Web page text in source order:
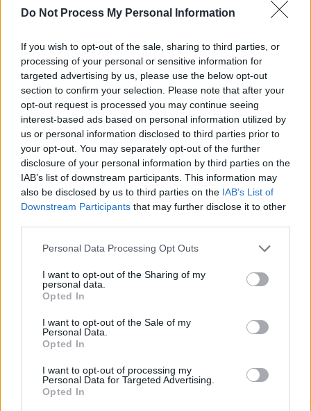
Do Not Process My Personal Information
If you wish to opt-out of the sale, sharing to third parties, or
processing of your personal or sensitive information for
targeted advertising by us, please use the below opt-out
section to confirm your selection. Please note that after your
opt-out request is processed you may continue seeing
interest-based ads based on personal information utilized by
us or personal information disclosed to third parties prior to
your opt-out. You may separately opt-out of the further
disclosure of your personal information by third parties on the
IAB’s list of downstream participants. This information may
also be disclosed by us to third parties on the IAB’s List of
Downstream Participants that may further disclose it to other
Personal Data Processing Opt Outs
I want to opt-out of the Sharing of my
personal data.
Opted In
I want to opt-out of the Sale of my
Personal Data.
Opted In
I want to opt-out of processing my
Personal Data for Targeted Advertising.
Opted In
Kαταιγίδα επ. 43
ΤΕΛΕΥΤΑΙΑ ΝΕΑ
Καταιγίδα - ώρες και
μέρες...